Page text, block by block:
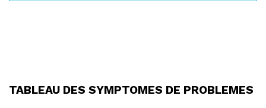
TABLEAU DES SYMPTOMES DE PROBLEMES